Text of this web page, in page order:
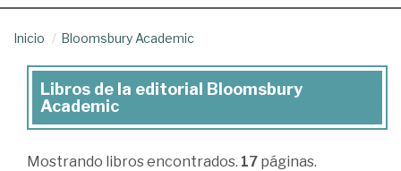
Inicio Bloomsbury Academic
Libros
de
la
Libros de la editorial Bloomsbury
Academic
Mostrando libros encontrados. 17 páginas.